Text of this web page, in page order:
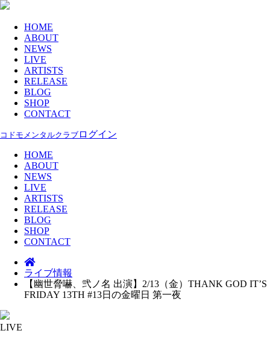
HOME
ABOUT
NEWS
LIVE
ARTISTS
RELEASE
BLOG
SHOP
CONTACT
コドモメンタルクラブ ログイン
HOME
ABOUT
NEWS
LIVE
ARTISTS
RELEASE
BLOG
SHOP
CONTACT
ライブ情報
【幽世脅嚇、弐ノ名 出演】2/13（金）THANK GOD IT’S
FRIDAY 13TH #13日の金曜日 第一夜
LIVE